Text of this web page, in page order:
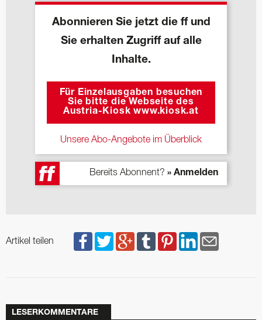
Abonnieren Sie jetzt die ff und
Sie erhalten Zugriff auf alle
Inhalte.
Für Einzelausgaben besuchen
Sie bitte die Webseite des
Austria-Kiosk www.kiosk.at
Unsere Abo-Angebote im Überblick
Bereits Abonnent? » Anmelden
Artikel teilen
LESERKOMMENTARE